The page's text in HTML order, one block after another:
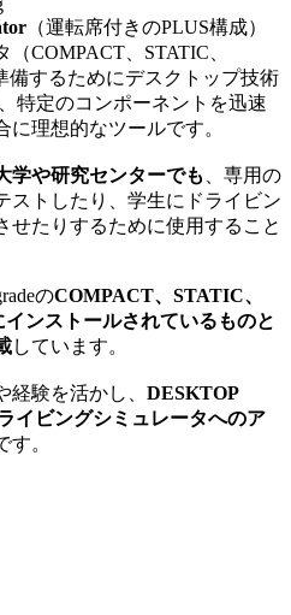
（運転席付きのPLUS構成）
COMPACT、STATIC、
するためにデスクトップ技術
特定のコンポーネントを迅速
理想的なツールです。
学や研究センターでも
、専用の
ストしたり、学生にドライビン
せたりするために使用すること
のCOMPACT、STATIC、
ンストールされているものと
しています。
経験を活かし、 DESKTOP
イビングシミュレータへのア
す。